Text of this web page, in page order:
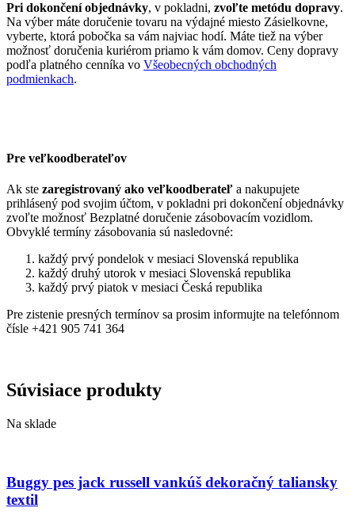
Pri dokončení objednávky, v pokladni, zvoľte metódu dopravy.
Na výber máte doručenie tovaru na výdajné miesto Zásielkovne,
vyberte, ktorá pobočka sa vám najviac hodí. Máte tiež na výber
možnosť doručenia kuriérom priamo k vám domov. Ceny dopravy
podľa platného cenníka vo Všeobecných obchodných
podmienkach.
Pre veľkoodberateľov
Ak ste zaregistrovaný ako veľkoodberateľ a nakupujete
prihlásený pod svojim účtom, v pokladni pri dokončení objednávky
zvoľte možnosť Bezplatné doručenie zásobovacím vozidlom.
Obvyklé termíny zásobovania sú nasledovné:
každý prvý pondelok v mesiaci Slovenská republika
každý druhý utorok v mesiaci Slovenská republika
každý prvý piatok v mesiaci Česká republika
Pre zistenie presných termínov sa prosim informujte na telefónnom
čísle +421 905 741 364
Súvisiace produkty
Na sklade
Buggy pes jack russell vankúš dekoračný taliansky
textil